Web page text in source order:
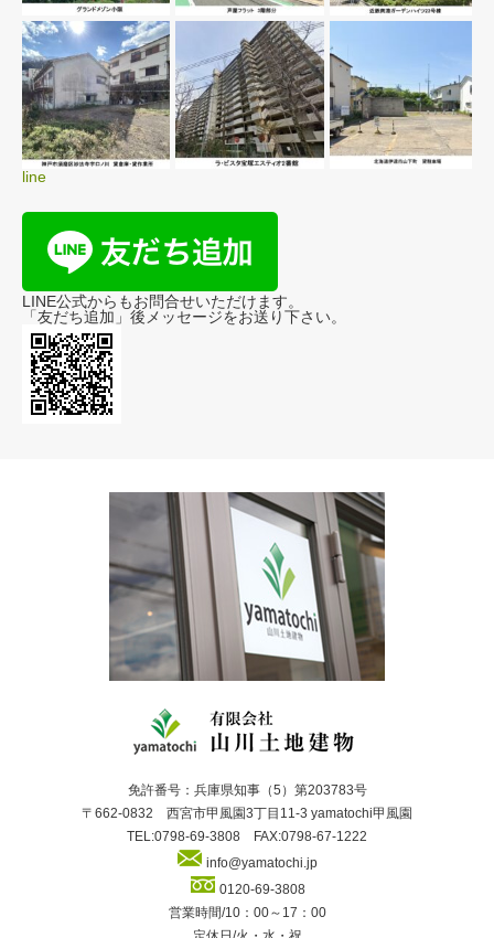
line
LINE公式からもお問合せいただけます。
「友だち追加」後メッセージをお送り下さい。
免許番号：兵庫県知事（5）第203783号
〒662-0832 西宮市甲風園3丁目11-3 yamatochi甲風園
TEL:0798-69-3808 FAX:0798-67-1222
info@yamatochi.jp
0120-69-3808
営業時間/10：00～17：00